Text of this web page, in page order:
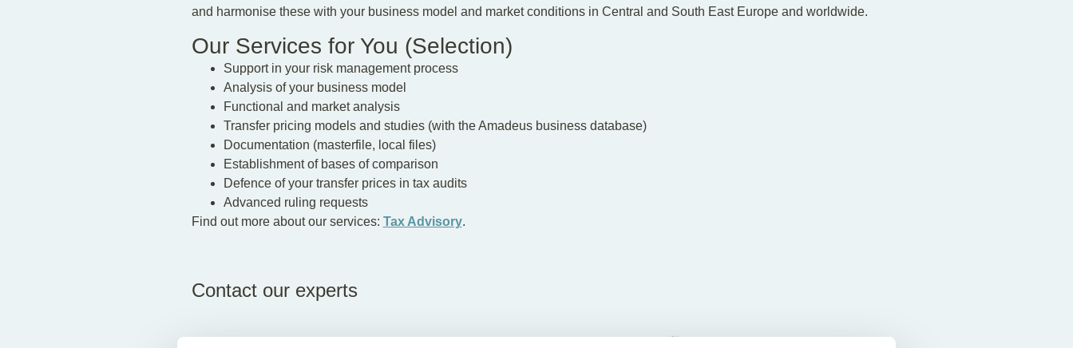
and harmonise these with your business model and market conditions in Central and South East Europe and worldwide.
Our Services for You (Selection)
Support in your risk management process
Analysis of your business model
Functional and market analysis
Transfer pricing models and studies (with the Amadeus business database)
Documentation (masterfile, local files)
Establishment of bases of comparison
Defence of your transfer prices in tax audits
Advanced ruling requests
Find out more about our services: Tax Advisory.
Contact our experts